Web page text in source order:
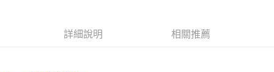
詳細說明 相關推薦